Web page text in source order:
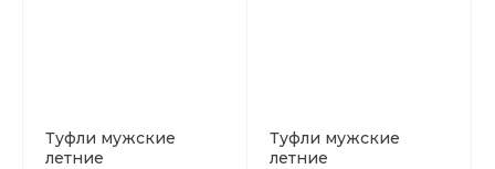
Туфли мужские
летние
Туфли мужские
летние